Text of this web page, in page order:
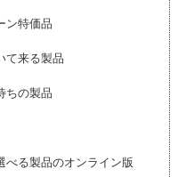
ン特価品
て来る製品
ちの製品
べる製品のオンライン版